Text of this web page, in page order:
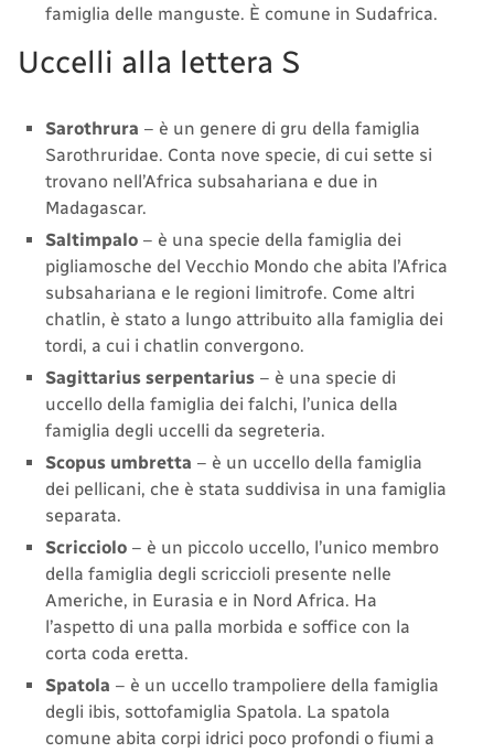
famiglia delle manguste. È comune in Sudafrica.
Uccelli alla lettera S
Sarothrura – è un genere di gru della famiglia
Sarothruridae. Conta nove specie, di cui sette si
trovano nell’Africa subsahariana e due in
Madagascar.
Saltimpalo – è una specie della famiglia dei
pigliamosche del Vecchio Mondo che abita l’Africa
subsahariana e le regioni limitrofe. Come altri
chatlin, è stato a lungo attribuito alla famiglia dei
tordi, a cui i chatlin convergono.
Sagittarius serpentarius – è una specie di
uccello della famiglia dei falchi, l’unica della
famiglia degli uccelli da segreteria.
Scopus umbretta – è un uccello della famiglia
dei pellicani, che è stata suddivisa in una famiglia
separata.
Scricciolo – è un piccolo uccello, l’unico membro
della famiglia degli scriccioli presente nelle
Americhe, in Eurasia e in Nord Africa. Ha
l’aspetto di una palla morbida e soffice con la
corta coda eretta.
Spatola – è un uccello trampoliere della famiglia
degli ibis, sottofamiglia Spatola. La spatola
comune abita corpi idrici poco profondi o fiumi a